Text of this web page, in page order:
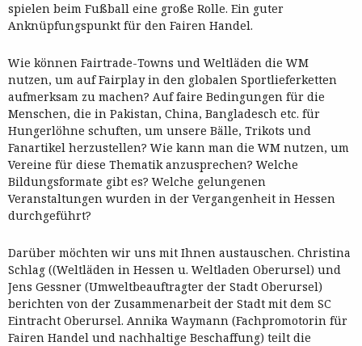
spielen beim Fußball eine große Rolle. Ein guter
Anknüpfungspunkt für den Fairen Handel.
Wie können Fairtrade-Towns und Weltläden die WM
nutzen, um auf Fairplay in den globalen Sportlieferketten
aufmerksam zu machen? Auf faire Bedingungen für die
Menschen, die in Pakistan, China, Bangladesch etc. für
Hungerlöhne schuften, um unsere Bälle, Trikots und
Fanartikel herzustellen? Wie kann man die WM nutzen, um
Vereine für diese Thematik anzusprechen? Welche
Bildungsformate gibt es? Welche gelungenen
Veranstaltungen wurden in der Vergangenheit in Hessen
durchgeführt?
Darüber möchten wir uns mit Ihnen austauschen. Christina
Schlag ((Weltläden in Hessen u. Weltladen Oberursel) und
Jens Gessner (Umweltbeauftragter der Stadt Oberursel)
berichten von der Zusammenarbeit der Stadt mit dem SC
Eintracht Oberursel. Annika Waymann (Fachpromotorin für
Fairen Handel und nachhaltige Beschaffung) teilt die